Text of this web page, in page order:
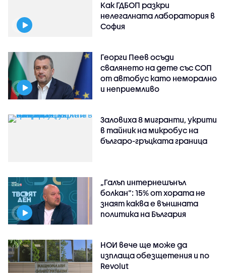
Как ГДБОП разкри
нелегалната лаборатория в
София
Георги Пеев осъди
свалянето на дете със СОП
от автобус като неморално
и неприемливо
Заловиха 8 мигранти, укрити
в тайник на микробус на
българо-гръцката граница
„Галъп интернешънъл
болкан“: 15% от хората не
знаят каква е външната
политика на България
НОИ вече ще може да
изплаща обезщетения и по
Revolut